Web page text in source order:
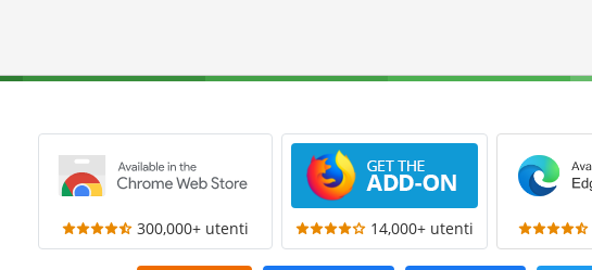
300,000+ utenti 14,000+ utenti